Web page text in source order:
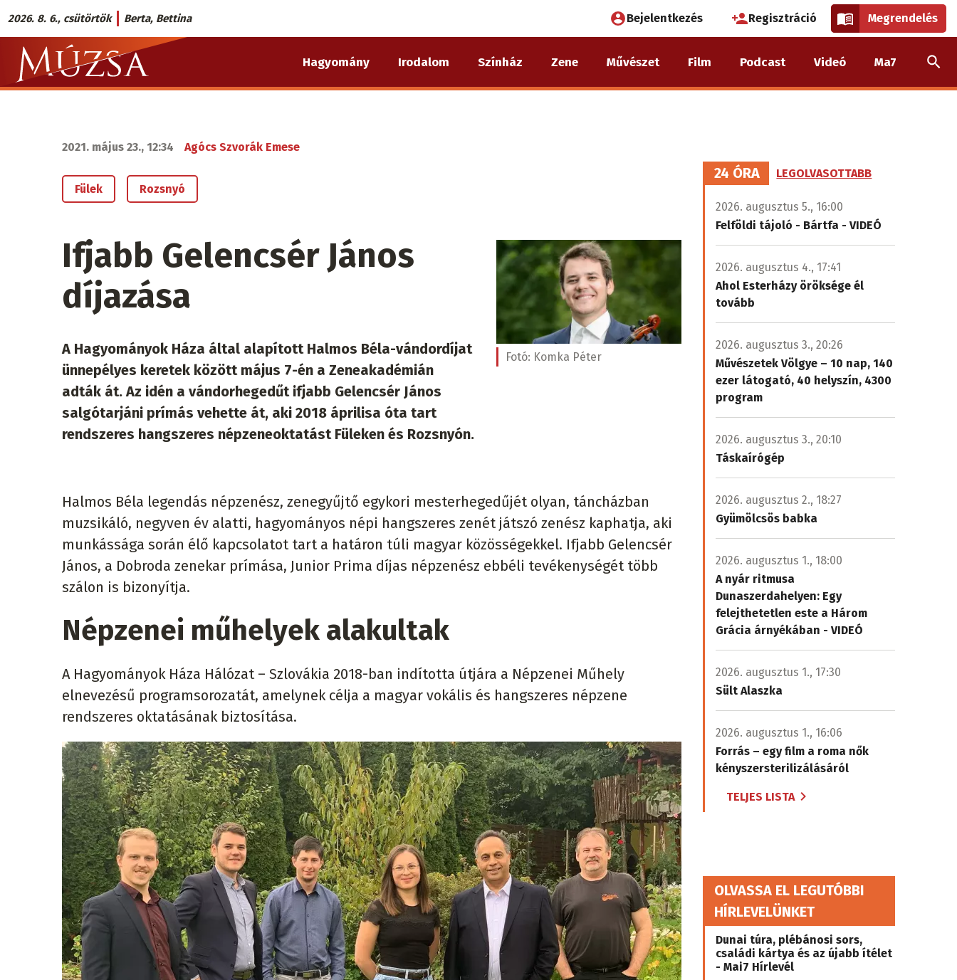
Ugrás
a
tartalomra
2026. 8. 6., csütörtök Berta, Bettina
Felhasználói
fiók
menüje
Bejelentkezés Regisztráció Megrendelés
Múzsa.sk
fő
Hagyomány Irodalom Színház Zene Művészet Film Podcast Videó Ma7
2021. május 23., 12:34 Agócs Szvorák Emese
Fülek Rozsnyó
Ifjabb Gelencsér János
díjazása
A Hagyományok Háza által alapított Halmos Béla-vándordíjat
ünnepélyes keretek között május 7-én a Zeneakadémián
adták át. Az idén a vándorhegedűt ifjabb Gelencsér János
salgótarjáni prímás vehette át, aki 2018 áprilisa óta tart
rendszeres hangszeres népzeneoktatást Füleken és Rozsnyón.
Fotó: Komka Péter
Halmos Béla legendás népzenész, zenegyűjtő egykori mesterhegedűjét olyan, táncházban
muzsikáló, negyven év alatti, hagyományos népi hangszeres zenét játszó zenész kaphatja, aki
munkássága során élő kapcsolatot tart a határon túli magyar közösségekkel. Ifjabb Gelencsér
János, a Dobroda zenekar prímása, Junior Prima díjas népzenész ebbéli tevékenységét több
szálon is bizonyítja.
Népzenei műhelyek alakultak
A Hagyományok Háza Hálózat – Szlovákia 2018-ban indította útjára a Népzenei Műhely
elnevezésű programsorozatát, amelynek célja a magyar vokális és hangszeres népzene
rendszeres oktatásának biztosítása.
24 ÓRA LEGOLVASOTTABB
2026. augusztus 5., 16:00
Felföldi tájoló - Bártfa - VIDEÓ
2026. augusztus 4., 17:41
Ahol Esterházy öröksége él
tovább
2026. augusztus 3., 20:26
Művészetek Völgye – 10 nap, 140
ezer látogató, 40 helyszín, 4300
program
2026. augusztus 3., 20:10
Táskaírógép
2026. augusztus 2., 18:27
Gyümölcsös babka
2026. augusztus 1., 18:00
A nyár ritmusa
Dunaszerdahelyen: Egy
felejthetetlen este a Három
Grácia árnyékában - VIDEÓ
2026. augusztus 1., 17:30
Sült Alaszka
2026. augusztus 1., 16:06
Forrás – egy film a roma nők
kényszersterilizálásáról
TELJES LISTA
OLVASSA EL LEGUTÓBBI
HÍRLEVELÜNKET
Dunai túra, plébánosi sors,
családi kártya és az újabb ítélet
- Mai7 Hírlevél